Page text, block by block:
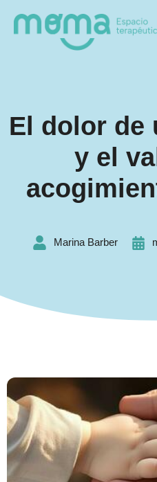
El dolor de
y el
Marina Barber